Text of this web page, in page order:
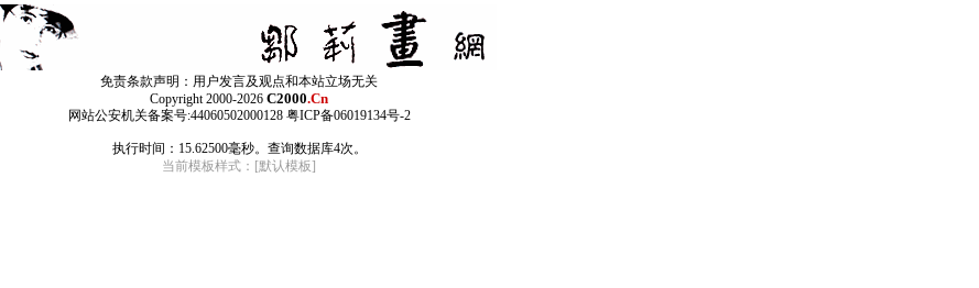
免责条款声明：用户发言及观点和本站立场无关
Copyright 2000-2026 C2000.Cn
网站公安机关备案号:44060502000128 粤ICP备06019134号-2
执行时间：15.62500毫秒。查询数据库4次。
当前模板样式：[默认模板]